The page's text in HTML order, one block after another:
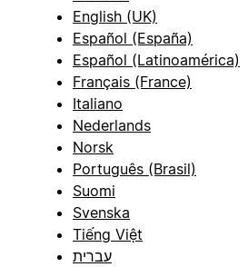
English (UK)
Español (España)
Español (Latinoamérica)
Français (France)
Italiano
Nederlands
Norsk
Português (Brasil)
Suomi
Svenska
Tiếng Việt
עברית